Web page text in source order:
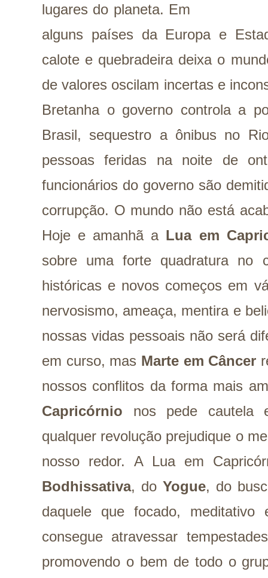
lugares do planeta. Em
alguns países da Europa e
calote e quebradeira deixa o
de valores oscilam incertas e
Bretanha o governo controla a
Brasil, sequestro a ônibus no
pessoas feridas na noite de
funcionários do governo são
corrupção. O mundo não está
Hoje e amanhã a Lua em
sobre uma forte quadratura no
históricas e novos começos em
nervosismo, ameaça, mentira e
nossas vidas pessoais não será
em curso, mas Marte em Câncer
nossos conflitos da forma mais
Capricórnio nos pede cautela
qualquer revolução prejudique o
nosso redor. A Lua em
Bodhissativa, do Yogue, do
daquele que focado, meditativo
consegue atravessar
promovendo o bem de todo o